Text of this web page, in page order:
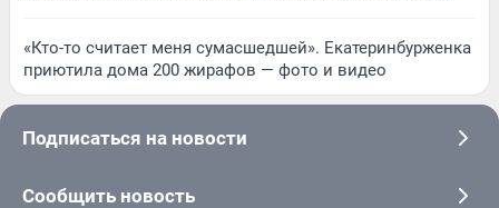
«Кто-то считает меня сумасшедшей». Екатеринбурженка
приютила дома 200 жирафов — фото и видео
Подписаться на новости
Сообщить новость